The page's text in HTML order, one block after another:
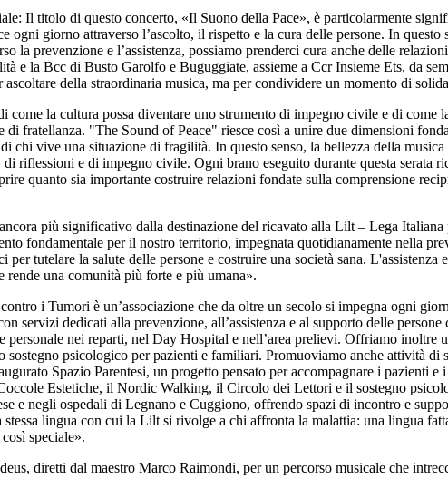
Il titolo di questo concerto, «Il Suono della Pace», è particolarmente
giorno attraverso l’ascolto, il rispetto e la cura delle persone. In questo
la prevenzione e l’assistenza, possiamo prenderci cura anche delle
e la Bcc di Busto Garolfo e Buguggiate, assieme a Ccr Insieme Ets, da
della straordinaria musica, ma per condividere un momento di
la cultura possa diventare uno strumento di impegno civile e di come
fratellanza. "The Sound of Peace" riesce così a unire due dimensioni
vive una situazione di fragilità. In questo senso, la bellezza della
riflessioni e di impegno civile. Ogni brano eseguito durante questa serata
quanto sia importante costruire relazioni fondate sulla comprensione
più significativo dalla destinazione del ricavato alla Lilt – Lega
fondamentale per il nostro territorio, impegnata quotidianamente nella
tutelare la salute delle persone e costruire una società sana. L'assistenza
rende una comunità più forte e più umana».
i Tumori è un’associazione che da oltre un secolo si impegna ogni
servizi dedicati alla prevenzione, all’assistenza e al supporto delle
nei reparti, nel Day Hospital e nell’area prelievi. Offriamo inoltre
sostegno psicologico per pazienti e familiari. Promuoviamo anche attività
Spazio Parentesi, un progetto pensato per accompagnare i pazienti
Estetiche, il Nordic Walking, il Circolo dei Lettori e il sostegno
e negli ospedali di Legnano e Cuggiono, offrendo spazi di incontro e
lingua con cui la Lilt si rivolge a chi affronta la malattia: una lingua
speciale».
diretti dal maestro Marco Raimondi, per un percorso musicale che